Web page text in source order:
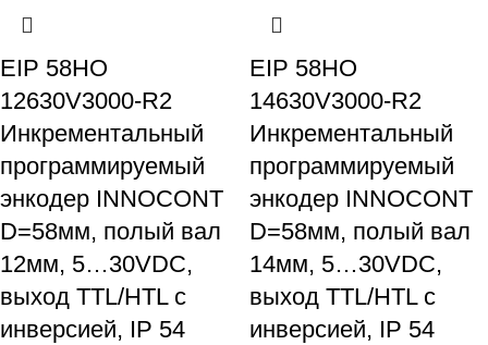
EIP 58HO
12630V3000-R2
Инкрементальный
программируемый
энкодер INNOCONT
D=58мм, полый вал
12мм, 5…30VDC,
выход TTL/HTL с
инверсией, IP 54
EIP 58HO
14630V3000-R2
Инкрементальный
программируемый
энкодер INNOCONT
D=58мм, полый вал
14мм, 5…30VDC,
выход TTL/HTL с
инверсией, IP 54